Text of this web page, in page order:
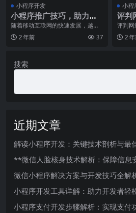
小程序开发
小程序推广技巧，助力提
高用户转化率
随着移动互联网的快速发展，越来
越多的企业开始意识到小程序的重
要性。小程序不仅能为
2 年前 37
小程
评判
五大
评判网
在这
有一个
2
搜索
近期文章
解读小程序开发：关键技术剖析与最
**微信人脸核身技术解析：保障信息
微信小程序解决方案与开发技巧全解
小程序开发工具详解：助力开发者轻
小程序支付开发步骤解析：实现支付